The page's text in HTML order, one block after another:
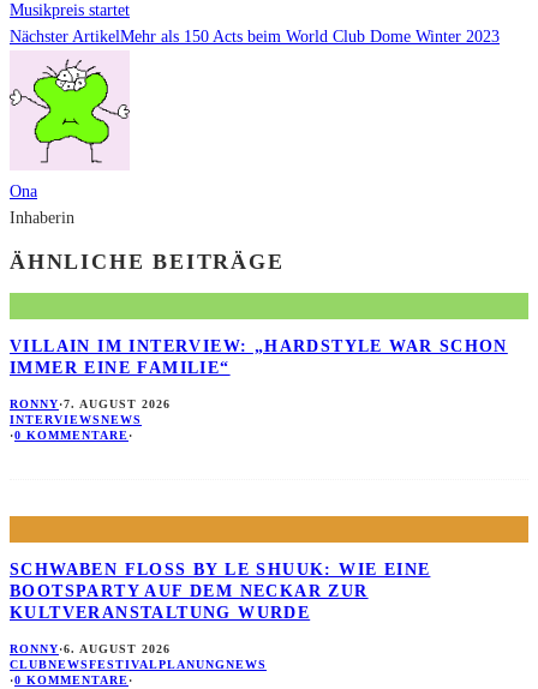
Musikpreis startet
Nächster ArtikelMehr als 150 Acts beim World Club Dome Winter 2023
Ona
Inhaberin
ÄHNLICHE BEITRÄGE
VILLAIN IM INTERVIEW: „HARDSTYLE WAR SCHON
IMMER EINE FAMILIE“
RONNY·7. AUGUST 2026
INTERVIEWSNEWS
·0 KOMMENTARE·
SCHWABEN FLOSS BY LE SHUUK: WIE EINE B
OOTSPARTY AUF DEM NECKAR ZUR K
ULTVERANSTALTUNG WURDE
RONNY·6. AUGUST 2026
CLUBNEWSFESTIVALPLANUNGNEWS
·0 KOMMENTARE·